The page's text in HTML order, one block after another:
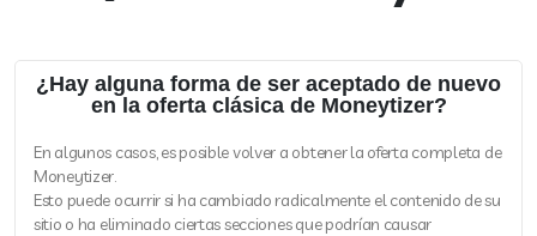
¿Hay alguna forma de ser aceptado de nuevo
en la oferta clásica de Moneytizer?
En algunos casos, es posible volver a obtener la oferta completa de
Moneytizer.
Esto puede ocurrir si ha cambiado radicalmente el contenido de su
sitio o ha eliminado ciertas secciones que podrían causar